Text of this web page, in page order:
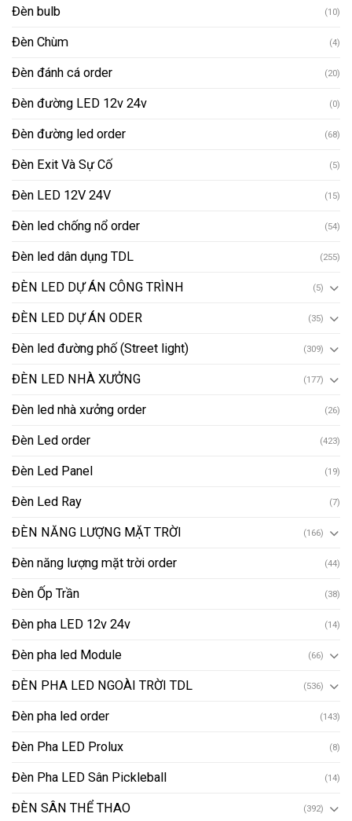
Đèn bulb (10)
Đèn Chùm (4)
Đèn đánh cá order (20)
Đèn đường LED 12v 24v (0)
Đèn đường led order (68)
Đèn Exit Và Sự Cố (5)
Đèn LED 12V 24V (15)
Đèn led chống nổ order (54)
Đèn led dân dụng TDL (255)
ĐÈN LED DỰ ÁN CÔNG TRÌNH (5)
ĐÈN LED DỰ ÁN ODER (35)
Đèn led đường phố (Street light) (309)
ĐÈN LED NHÀ XƯỞNG (177)
Đèn led nhà xưởng order (26)
Đèn Led order (423)
Đèn Led Panel (19)
Đèn Led Ray (7)
ĐÈN NĂNG LƯỢNG MẶT TRỜI (166)
Đèn năng lượng mặt trời order (44)
Đèn Ốp Trần (38)
Đèn pha LED 12v 24v (14)
Đèn pha led Module (66)
ĐÈN PHA LED NGOÀI TRỜI TDL (536)
Đèn pha led order (143)
Đèn Pha LED Prolux (8)
Đèn Pha LED Sân Pickleball (14)
ĐÈN SÂN THỂ THAO (392)